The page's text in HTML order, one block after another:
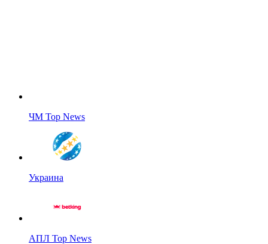
ЧМ Top News
Украина
АПЛ Top News